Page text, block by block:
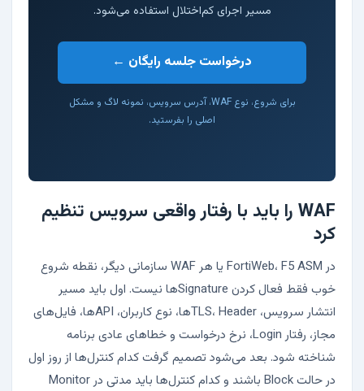
مسیر اجرای کم‌اختلال استفاده می‌شود.
درخواست جلسه رایگان ←
برای شروع، نوع WAF، آدرس سرویس، نمونه لاگ و مشکل
اصلی را بفرستید.
WAF را باید با رفتار واقعی سرویس تنظیم
کرد
در FortiWeb، F5 ASM یا هر WAF سازمانی دیگر، نقطه شروع
خوب فقط فعال کردن Signatureها نیست. اول باید مسیر
انتشار سرویس، TLS، Headerها، نوع کاربران، APIها، فایل‌های
مجاز، رفتار Login، نرخ درخواست و خطاهای عادی برنامه
شناخته شود. بعد می‌شود تصمیم گرفت کدام کنترل‌ها از روز اول
در حالت Block باشند و کدام کنترل‌ها باید مدتی در Monitor